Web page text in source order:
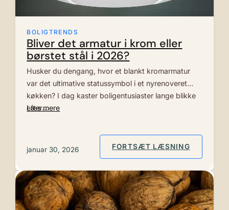
BOLIGTRENDS
Bliver det armatur i krom eller
børstet stål i 2026?
Husker du dengang, hvor et blankt kromarmatur
var det ultimative statussymbol i et nyrenoveret
køkken? I dag kaster boligentusiaster lange blikke
efter…
Læs mere
januar 30, 2026 FORTSÆT LÆSNING: BLIVER